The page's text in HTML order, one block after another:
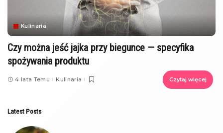
Kulinaria
Czy można jeść jajka przy biegunce — specyfika
spożywania produktu
4 lata Temu Kulinaria Czytaj więcej
Latest Posts